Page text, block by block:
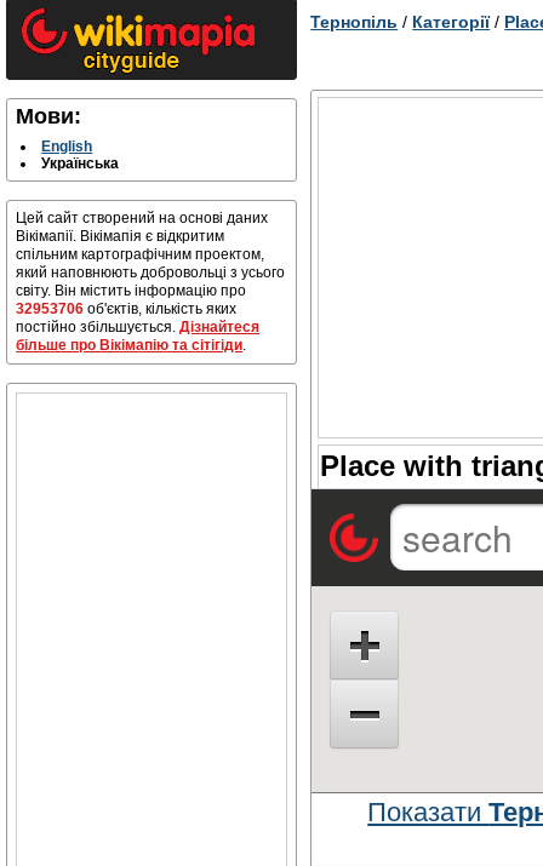
Мови:
English
Українська
Цей сайт створений на основі даних
Вікімапії. Вікімапія є відкритим
спільним картографічним проектом,
який наповнюють добровольці з усього
світу. Він містить інформацію про
32953706 об'єктів, кількість яких
постійно збільшується.Дізнайтеся
більше про Вікімапію та сітігіди.
Тернопіль / Категорії/
Place with
Показати